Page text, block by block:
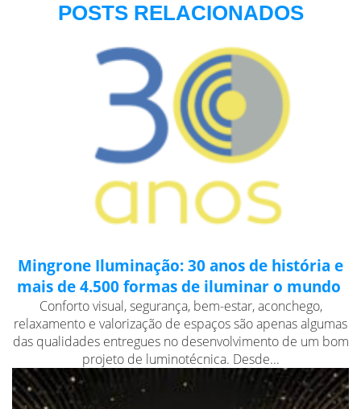
POSTS RELACIONADOS
Mingrone Iluminação: 30 anos de história e
mais de 4.500 formas de iluminar o mundo
Conforto visual, segurança, bem-estar, aconchego,
relaxamento e valorização de espaços são apenas algumas
das qualidades entregues no desenvolvimento de um bom
projeto de luminotécnica. Desde...